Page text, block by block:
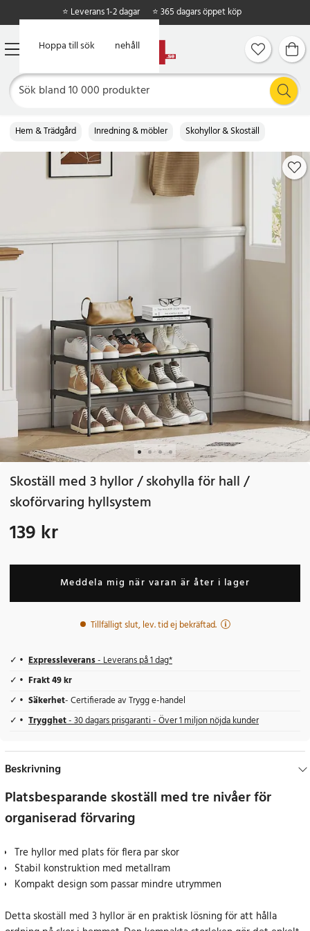
Hoppa till huvudinnehåll
Hoppa till sök
⭐ Leverans 1-2 dagar ⭐ 365 dagars öppet köp
Hem & Trädgård Inredning & möbler Skohyllor & Skoställ
Skoställ med 3 hyllor / skohylla för hall /
skoförvaring hyllsystem
Pris:139 kr
139 kr
Meddela mig när varan är åter i lager
Tillfälligt slut, lev. tid ej bekräftad.
Expressleverans- Leverans på 1 dag*
Frakt 49 kr
Säkerhet- Certifierade av Trygg e-handel
Trygghet- 30 dagars prisgaranti - Över 1 miljon nöjda kunder
Beskrivning
Platsbesparande skoställ med tre nivåer för
organiserad förvaring
Tre hyllor med plats för flera par skor
Stabil konstruktion med metallram
Kompakt design som passar mindre utrymmen
Detta skoställ med 3 hyllor är en praktisk lösning för att hålla